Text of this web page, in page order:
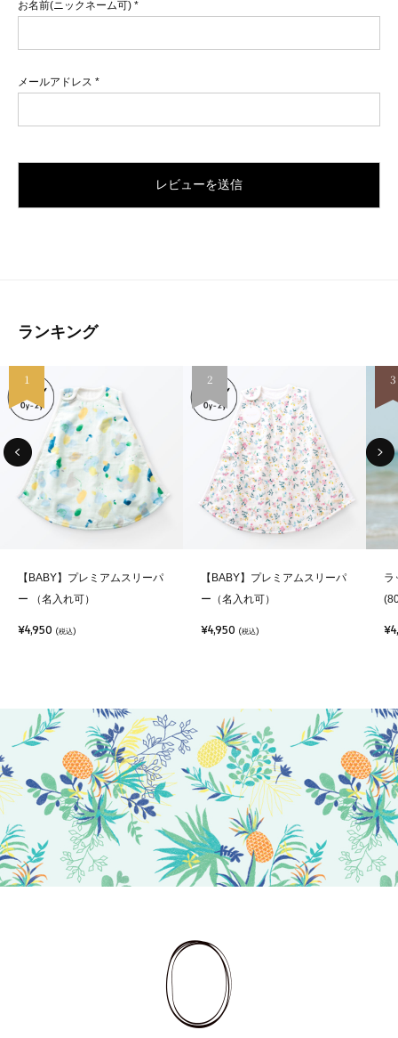
お名前(ニックネーム可) *
メールアドレス *
ランキング
1
【BABY】プレミアムスリーパ
ー （名入れ可）
¥4,950 (税込)
2
【BABY】プレミアムスリーパ
ー（名入れ可）
¥4,950 (税込)
3
ラ